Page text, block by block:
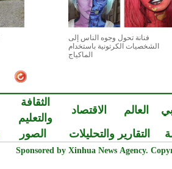
فنانة تحول وجوه الناس إلى
الشخصيات الكرتونية باستخدام
الماكياج
العالم الاقتصاد
الثقافة
والتعليم
التقارير والتحليلات الصور
Sponsored by Xinhua News Agency.